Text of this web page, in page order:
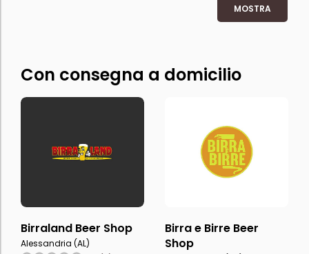
MOSTRA
Con consegna a domicilio
Birraland Beer Shop
Alessandria (AL)
Birra e Birre Beer
Shop